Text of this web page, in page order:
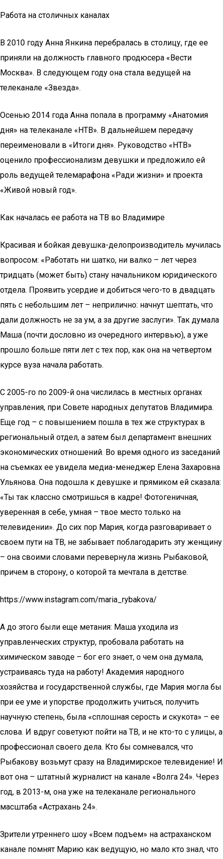
Работа на столичных каналах
В 2010 году Анна Янкина перебралась в столицу, где ее
приняли на должность главного продюсера «Вести
Москва». В следующем году она стала ведущей на
телеканале «Звезда».
Осенью 2014 года Анна попала в программу «Анатомия
дня» на телеканале «НТВ». В дальнейшем передачу
переименовали в «Итоги дня». Руководство «НТВ»
оценило профессионализм девушки и предложило ей
роль ведущей телемарафона «Ради жизни» и проекта
«Живой новый год».
Как началась ее работа на ТВ во Владимире
Красивая и бойкая девушка-делопроизводитель мучилась
вопросом: «Работать ни шатко, ни валко – лет через
тридцать (может быть) стану начальником юридического
отдела. Проявить усердие и добиться чего-то в двадцать
пять с небольшим лет – неприлично: начнут шептать, что
дали должность не за ум, а за другие заслуги». Так думала
Маша (почти дословно из очередного интервью), а уже
прошло больше пяти лет с тех пор, как она на четвертом
курсе вуза начала работать.
С 2005-го по 2009-й она числилась в местных органах
управления, при Совете народных депутатов Владимира.
Еще год – с повышением пошла в тех же структурах в
региональный отдел, а затем был департамент внешних
экономических отношений. Во время одного из заседаний
на съемках ее увидела медиа-менеджер Елена Захаровна
Ульянова. Она подошла к девушке и прямиком ей сказала:
«Ты так классно смотришься в кадре! Фотогеничная,
уверенная в себе, умная – твое место только на
телевидении». До сих пор Мария, когда разговаривает о
своем пути на ТВ, не забывает поблагодарить эту женщину
– она своими словами перевернула жизнь Рыбаковой,
причем в сторону, о которой та мечтала в детстве.
https://www.instagram.com/maria_rybakova/
А до этого были еще метания: Маша уходила из
управленческих структур, пробовала работать на
химическом заводе – бог его знает, о чем она думала,
устраиваясь туда на работу! Академия народного
хозяйства и государственной службы, где Мария могла бы
при ее уме и упорстве продолжить учиться, получить
научную степень, была «сплошная серость и скукота» – ее
слова. И вдруг советуют пойти на ТВ, и не кто-то с улицы, а
профессионал своего дела. Кто бы сомневался, что
Рыбакову возьмут сразу на Владимирское телевидение! И
вот она – штатный журналист на канале «Волга 24». Через
год, в 2013-м, она уже на телеканале регионального
масштаба «Астрахань 24».
Зрители утреннего шоу «Всем подъем» на астраханском
канале помнят Марию как ведущую, но мало кто знал, что